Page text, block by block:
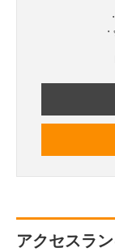
アクセスラ